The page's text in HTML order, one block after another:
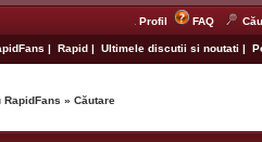
Profil FAQ
| Rapid | Ultimele discutii si noutati |
» Căutare